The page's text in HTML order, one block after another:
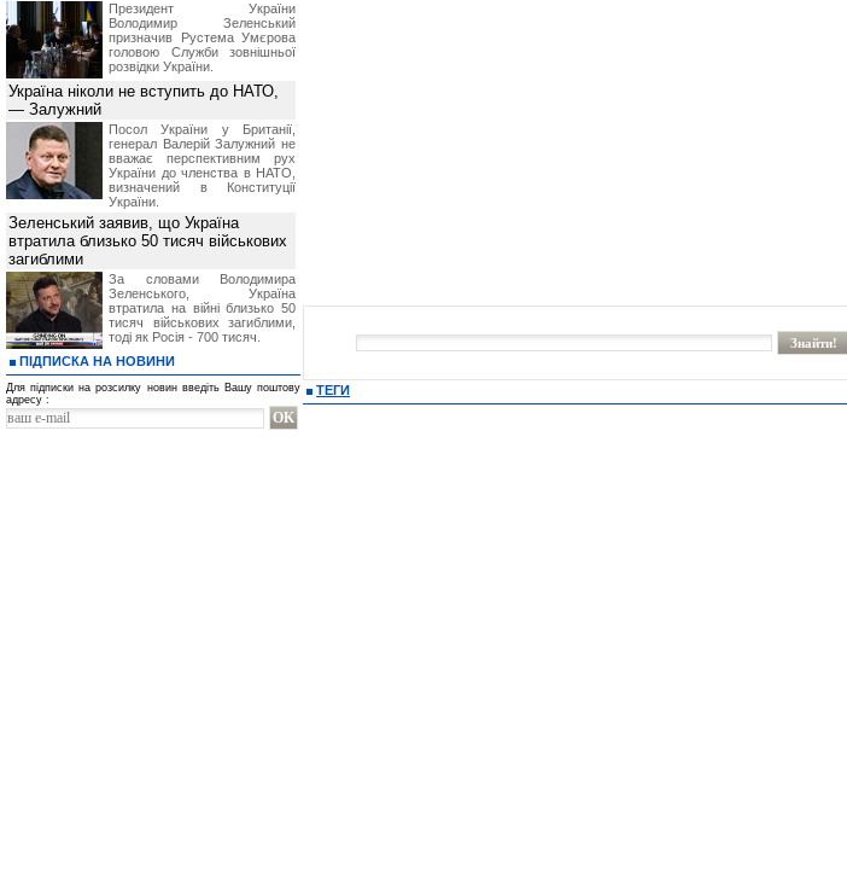
ТЕГИ
Президент України
Володимир Зеленський
призначив Pустема Умєрова
головою Служби зовнішньої
розвідки України.
Україна ніколи не вступить до НАТО,
— Залужний
Посол України у Британії,
генерал Валерій Залужний не
вважає перспективним рух
України до членства в НАТО,
визначений в Конституції
України.
Зеленський заявив, що Україна
втратила близько 50 тисяч військових
загиблими
За словами Володимира
Зеленського, Україна
втратила на війні близько 50
тисяч військових загиблими,
тоді як Росія - 700 тисяч.
ПІДПИСКА НА НОВИНИ
Для підписки на розсилку новин введіть Вашу поштову
адресу :